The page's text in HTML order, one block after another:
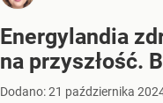
Energylandia
na przyszłość.
Dodano:21 października